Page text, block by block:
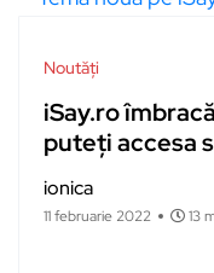
Noutăți
iSay.ro
puteți accesa
ionica
11 februarie 2022 13